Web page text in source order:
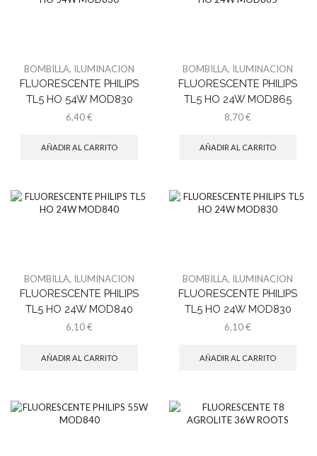
BOMBILLA, ILUMINACION
FLUORESCENTE PHILIPS
TL5 HO 54W MOD830
6,40€
AÑADIR AL CARRITO
BOMBILLA, ILUMINACION
FLUORESCENTE PHILIPS
TL5 HO 24W MOD865
8,70€
AÑADIR AL CARRITO
BOMBILLA, ILUMINACION
FLUORESCENTE PHILIPS
TL5 HO 24W MOD840
6,10€
AÑADIR AL CARRITO
BOMBILLA, ILUMINACION
FLUORESCENTE PHILIPS
TL5 HO 24W MOD830
6,10€
AÑADIR AL CARRITO